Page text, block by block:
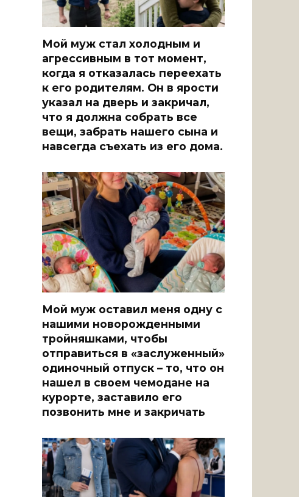
Мой муж стал холодным и
агрессивным в тот момент,
когда я отказалась переехать
к его родителям. Он в ярости
указал на дверь и закричал,
что я должна собрать все
вещи, забрать нашего сына и
навсегда съехать из его дома.
Мой муж оставил меня одну с
нашими новорожденными
тройняшками, чтобы
отправиться в «заслуженный»
одиночный отпуск – то, что он
нашел в своем чемодане на
курорте, заставило его
позвонить мне и закричать